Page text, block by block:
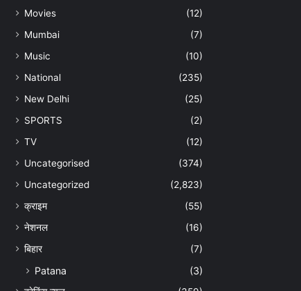
Movies
(12)
Mumbai
(7)
Music
(10)
National
(235)
New Delhi
(25)
SPORTS
(2)
TV
(12)
Uncategorised
(374)
Uncategorized
(2,823)
क्राइम
(55)
नेशनल
(16)
बिहार
(7)
Patana (3)